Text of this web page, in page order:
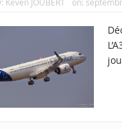
Keven JOUBERT on: